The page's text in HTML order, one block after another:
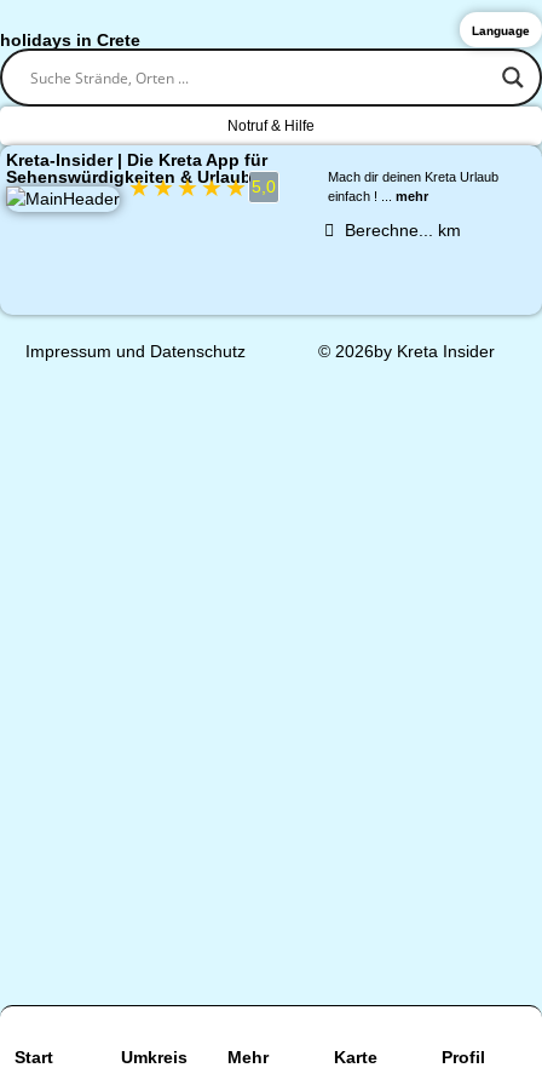
holidays in Crete
Notruf & Hilfe
Kreta-Insider | Die Kreta App für
Sehenswürdigkeiten & Urlaub
★★★★★ 5,0
Mach dir deinen Kreta Urlaub
einfach ! ... mehr
Berechne... km
Start Umkreis Mehr Karte Profil
Impressum und Datenschutz © 2026by Kreta Insider
Language